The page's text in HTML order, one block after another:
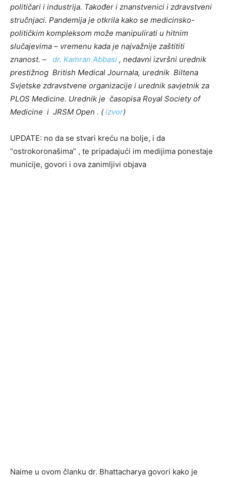
političari i industrija. Također i znanstvenici i zdravstveni
stručnjaci. Pandemija je otkrila kako se medicinsko-
političkim kompleksom može manipulirati u hitnim
slučajevima – vremenu kada je najvažnije zaštititi
znanost. – dr. Kamran Abbasi , nedavni izvršni urednik
prestižnog British Medical Journala, urednik Biltena
Svjetske zdravstvene organizacije i urednik savjetnik za
PLOS Medicine. Urednik je časopisa Royal Society of
Medicine i JRSM Open . (izvor)
UPDATE: no da se stvari kreću na bolje, i da
“ostrokoronašima” , te pripadajući im medijima ponestaje
municije, govori i ova zanimljivi objava
Naime u ovom članku dr. Bhattacharya govori kako je